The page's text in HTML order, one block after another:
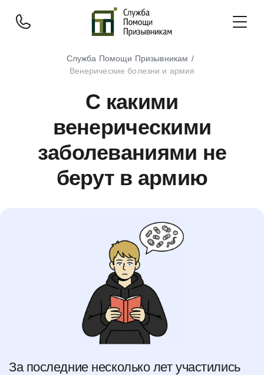
Служба Помощи Призывникам
Венерические болезни и армия
С какими
венерическими
заболеваниями не
берут в армию
За последние несколько лет участились